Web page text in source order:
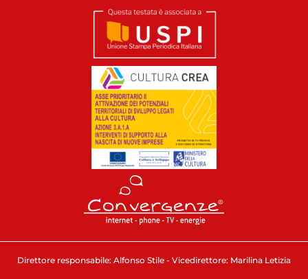
Direttore responsabile: Alfonso Stile - Vicedirettore: Marilina Letizia